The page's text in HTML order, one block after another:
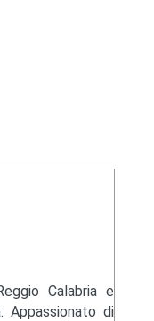
Calabria e
Appassionato di